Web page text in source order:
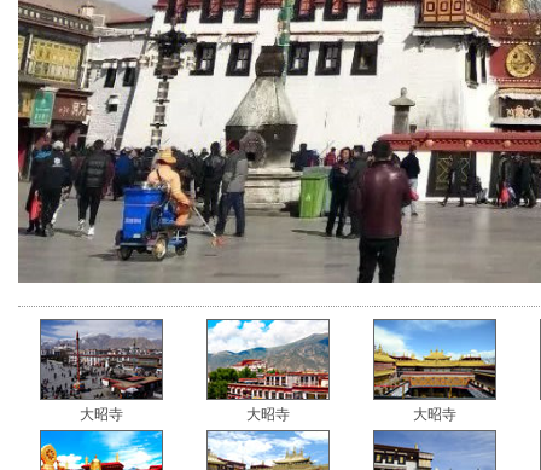
大昭寺 大昭寺 大昭寺